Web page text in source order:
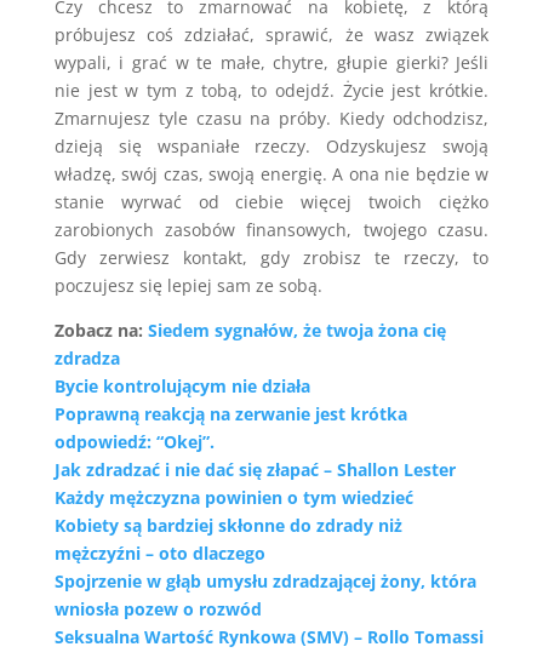
Czy chcesz to zmarnować na kobietę, z którą
próbujesz coś zdziałać, sprawić, że wasz związek
wypali, i grać w te małe, chytre, głupie gierki? Jeśli
nie jest w tym z tobą, to odejdź. Życie jest krótkie.
Zmarnujesz tyle czasu na próby. Kiedy odchodzisz,
dzieją się wspaniałe rzeczy. Odzyskujesz swoją
władzę, swój czas, swoją energię. A ona nie będzie w
stanie wyrwać od ciebie więcej twoich ciężko
zarobionych zasobów finansowych, twojego czasu.
Gdy zerwiesz kontakt, gdy zrobisz te rzeczy, to
poczujesz się lepiej sam ze sobą.
Zobacz na: Siedem sygnałów, że twoja żona cię
zdradza
Bycie kontrolującym nie działa
Poprawną reakcją na zerwanie jest krótka
odpowiedź: “Okej”.
Jak zdradzać i nie dać się złapać – Shallon Lester
Każdy mężczyzna powinien o tym wiedzieć
Kobiety są bardziej skłonne do zdrady niż
mężczyźni – oto dlaczego
Spojrzenie w głąb umysłu zdradzającej żony, która
wniosła pozew o rozwód
Seksualna Wartość Rynkowa (SMV) – Rollo Tomassi